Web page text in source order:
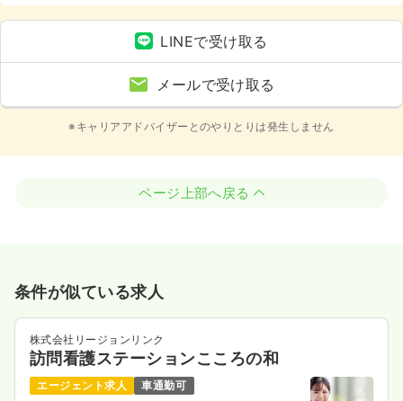
LINEで受け取る
メールで受け取る
※キャリアアドバイザーとのやりとりは発生しません
ページ上部へ戻る
条件が似ている求人
株式会社リージョンリンク
訪問看護ステーションこころの和
エージェント求人
車通勤可